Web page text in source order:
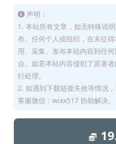
声明：
1. 本站所有文章，如无特殊说
布。任何个人或组织，在未征
用、采集、发布本站内容到任
台。如若本站内容侵犯了原著
行处理。
2. 如遇到下载链接失效等情况
客服微信：wixx517 协助解决。